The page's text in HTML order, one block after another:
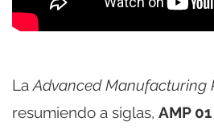
La Advanced Manufacturing
resumiendo a siglas, AMP